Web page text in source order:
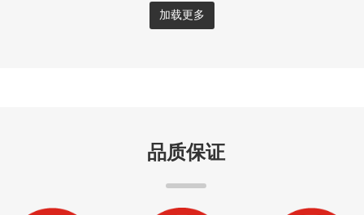
加载更多
品质保证